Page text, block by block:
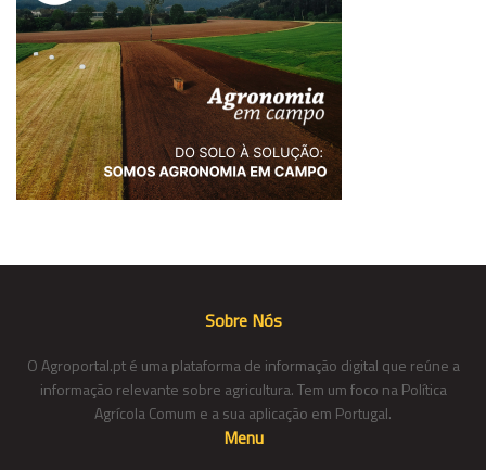
Sobre Nós
O Agroportal.pt é uma plataforma de informação digital que reúne a
informação relevante sobre agricultura. Tem um foco na Política
Agrícola Comum e a sua aplicação em Portugal.
Menu